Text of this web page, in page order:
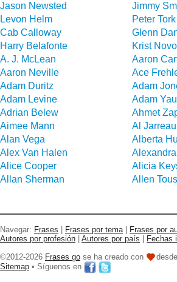
Jason Newsted
Jimmy
Levon Helm
Peter Tork
Cab Calloway
Glenn
Harry Belafonte
Krist
A. J. McLean
Aaron
Aaron Neville
Ace
Adam Duritz
Adam
Adam Levine
Adam
Adrian Belew
Ahmet
Aimee Mann
Al Jarreau
Alan Vega
Alberta
Alex Van Halen
Alice Cooper
Alicia
Allan Sherman
Allen
Navegar: Frases Frases por tema| Frases por
Autores por profesión
Autores por país Fechas
©2012-2026 Frases go se ha creado con
Sitemap • Síguenos en